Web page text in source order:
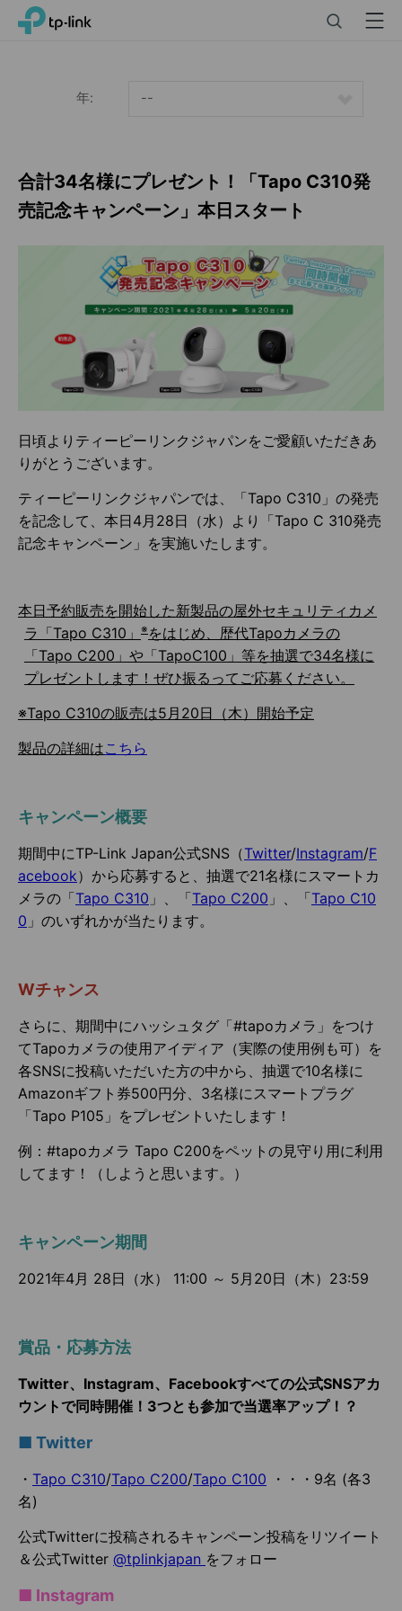
ClickTP-Link, Reliably Smart Menu
年: --
合計34名様にプレゼント！「Tapo C310発
売記念キャンペーン」本日スタート
日頃よりティーピーリンクジャパンをご愛顧いただきあ
りがとうございます。
ティーピーリンクジャパンでは、「Tapo C310」の発売
を記念して、本日4月28日（水）より「Tapo C 310発売
記念キャンペーン」を実施いたします。
本日予約販売を開始した新製品の屋外セキュリティカメ
ラ「Tapo C310」 ※ をはじめ、歴代Tapoカメラの
「Tapo C200」や「TapoC100」等を抽選で34名様に
プレゼントします！ぜひ振るってご応募ください。
※Tapo C310の販売は5月20日（木）開始予定
製品の詳細はこちら
キャンペーン概要
期間中にTP-Link Japan公式SNS（Twitter/Instagram/F
acebook）から応募すると、抽選で21名様にスマートカ
メラの「Tapo C310 」、「Tapo C200 」、「Tapo C10
0 」のいずれかが当たります。
Wチャンス
さらに、期間中にハッシュタグ「#tapoカメラ」をつけ
てTapoカメラの使用アイディア（実際の使用例も可）を
各SNSに投稿いただいた方の中から、抽選で10名様に
Amazonギフト券500円分、3名様にスマートプラグ
「Tapo P105」をプレゼントいたします！
例：#tapoカメラ Tapo C200をペットの見守り用に利用
してます！（しようと思います。）
キャンペーン期間
2021年4月 28日（水） 11:00 ～ 5月20日（木）23:59
賞品・応募方法
Twitter、Instagram、Facebookすべての公式SNSアカ
ウントで同時開催！3つとも参加で当選率アップ！？
■ Twitter
・ Tapo C310/Tapo C200/Tapo C100 ・・・9名 (各3
名)
公式Twitterに投稿されるキャンペーン投稿をリツイート
＆公式Twitter @tplinkjapan をフォロー
■ Instagram